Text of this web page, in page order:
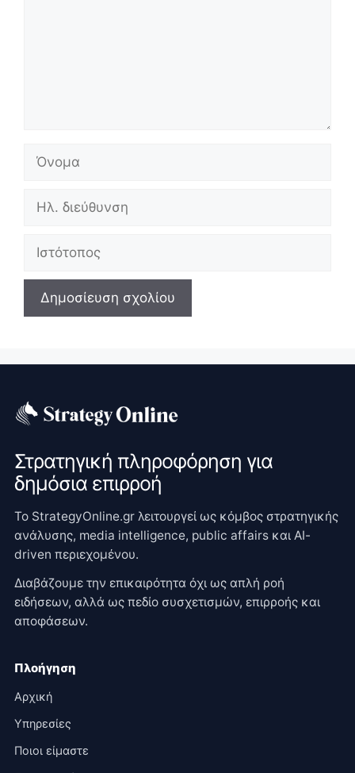
διεύθυνση
Στρατηγική πληροφόρηση για
δημόσια επιρροή
Το StrategyOnline.gr λειτουργεί ως κόμβος στρατηγικής
ανάλυσης, media intelligence, public affairs και AI-
driven περιεχομένου.
Διαβάζουμε την επικαιρότητα όχι ως απλή ροή
ειδήσεων, αλλά ως πεδίο συσχετισμών, επιρροής και
αποφάσεων.
Πλοήγηση
Αρχική
Υπηρεσίες
Ποιοι είμαστε